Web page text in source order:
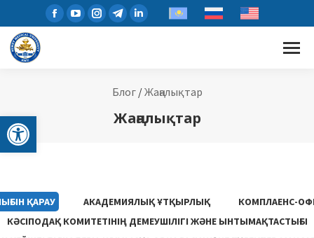
Open toolbar
Блог/Жаңалықтар
Жаңалықтар
ҚАРАУ АКАДЕМИЯЛЫҚ ҰТҚЫРЛЫҚ
КОМПЛАЕНС-
КӘСІПОДАҚ КОМИТЕТІНІҢ ДЕМЕУШІЛІГІ ЖӘНЕ ЫНТЫМАҚТАСТЫҒЫ